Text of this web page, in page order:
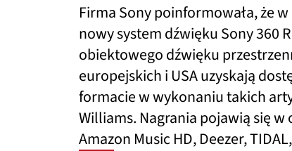
Firma Sony poinformowała, że
nowy system dźwięku Sony 360
obiektowego dźwięku
europejskich i USA uzyskają
formacie w wykonaniu takich
Williams. Nagrania pojawią się
Amazon Music HD, Deezer,